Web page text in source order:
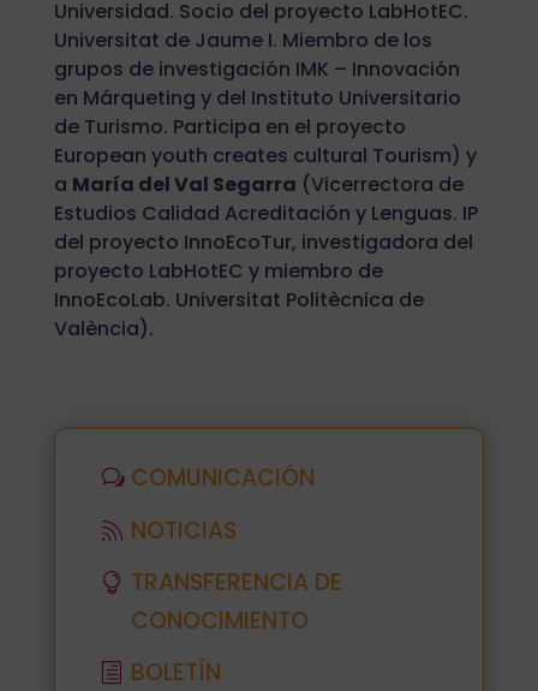
Universidad. Socio del proyecto LabHotEC.
Universitat de Jaume I. Miembro de los
grupos de investigación IMK – Innovación
en Márqueting y del Instituto Universitario
de Turismo. Participa en el proyecto
European youth creates cultural Tourism) y
a María del Val Segarra (Vicerrectora de
Estudios Calidad Acreditación y Lenguas. IP
del proyecto InnoEcoTur, investigadora del
proyecto LabHotEC y miembro de
InnoEcoLab. Universitat Politècnica de
València).
COMUNICACIÓN
NOTICIAS
TRANSFERENCIA DE
CONOCIMIENTO
BOLETÍN